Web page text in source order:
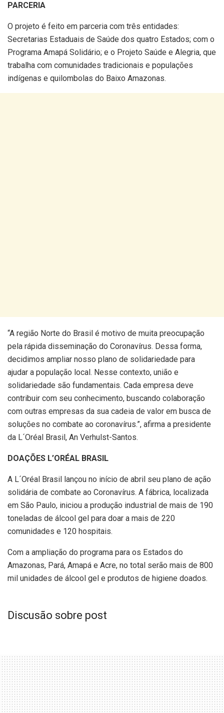
PARCERIA
O projeto é feito em parceria com três entidades:
Secretarias Estaduais de Saúde dos quatro Estados; com o
Programa Amapá Solidário; e o Projeto Saúde e Alegria, que
trabalha com comunidades tradicionais e populações
indígenas e quilombolas do Baixo Amazonas.
“A região Norte do Brasil é motivo de muita preocupação
pela rápida disseminação do Coronavírus. Dessa forma,
decidimos ampliar nosso plano de solidariedade para
ajudar a população local. Nesse contexto, união e
solidariedade são fundamentais. Cada empresa deve
contribuir com seu conhecimento, buscando colaboração
com outras empresas da sua cadeia de valor em busca de
soluções no combate ao coronavírus.”, afirma a presidente
da L´Oréal Brasil, An Verhulst-Santos.
DOAÇÕES L’ORÉAL BRASIL
A L´Oréal Brasil lançou no início de abril seu plano de ação
solidária de combate ao Coronavírus. A fábrica, localizada
em São Paulo, iniciou a produção industrial de mais de 190
toneladas de álcool gel para doar a mais de 220
comunidades e 120 hospitais.
Com a ampliação do programa para os Estados do
Amazonas, Pará, Amapá e Acre, no total serão mais de 800
mil unidades de álcool gel e produtos de higiene doados.
Discusão sobre post